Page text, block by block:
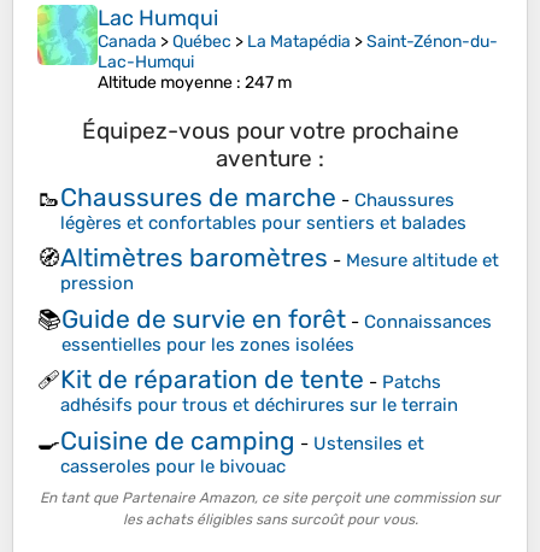
Lac Humqui
Canada >Québec > La Matapédia >Saint-Zénon-du-
Lac-Humqui
Altitude moyenne : 247 m
Équipez-vous pour votre prochaine
aventure :
🥾Chaussures de marche - Chaussures
légères et confortables pour sentiers et balades
🧭Altimètres baromètres - Mesure altitude et
pression
📚Guide de survie en forêt - Connaissances
essentielles pour les zones isolées
🩹Kit de réparation de tente - Patchs
adhésifs pour trous et déchirures sur le terrain
🍳Cuisine de camping - Ustensiles et
casseroles pour le bivouac
En tant que Partenaire Amazon, ce site perçoit une commission sur
les achats éligibles sans surcoût pour vous.